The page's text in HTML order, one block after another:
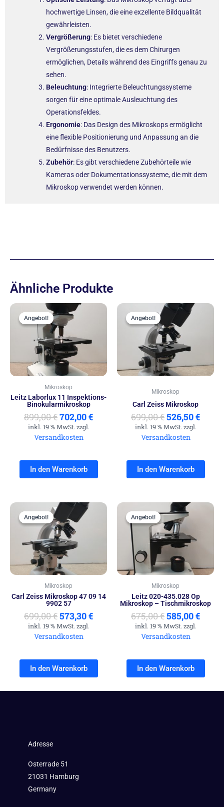
hochwertige Linsen, die eine exzellente Bildqualität
gewährleisten.
Vergrößerung: Es bietet verschiedene
Vergrößerungsstufen, die es dem Chirurgen
ermöglichen, Details während des Eingriffs genau zu
sehen.
Beleuchtung: Integrierte Beleuchtungssysteme
sorgen für eine optimale Ausleuchtung des
Operationsfeldes.
Ergonomie: Das Design des Mikroskops ermöglicht
eine flexible Positionierung und Anpassung an die
Bedürfnisse des Benutzers.
Zubehör: Es gibt verschiedene Zubehörteile wie
Kameras oder Dokumentationssysteme, die mit dem
Mikroskop verwendet werden können.
Ähnliche Produkte
Angebot!
Angebot!
Mikroskop
Leitz Laborlux 11 Inspektions-
Binokularmikroskop
899,00€
Ursprünglicher
Preis
war:
899,00 €
702,00€
Aktueller
inkl. 19 % MwSt. zzgl.
Versandkosten
In den Warenkorb
Angebot!
Angebot!
Mikroskop
Carl Zeiss Mikroskop
699,00€
Preis
war:
699,00 €
526,50€
inkl. 19 % MwSt. zzgl.
Versandkosten
In den Warenkorb
Angebot!
Angebot!
Mikroskop
Carl Zeiss Mikroskop 47 09 14
9902 57
699,00€
Ursprünglicher
Preis
war:
699,00 €
573,30€
Aktueller
inkl. 19 % MwSt. zzgl.
Versandkosten
In den Warenkorb
Angebot!
Angebot!
Mikroskop
Leitz 020-435.028 Op
Mikroskop – Tischmikroskop
675,00€
Preis
war:
675,00 €
585,00€
inkl. 19 % MwSt. zzgl.
Versandkosten
In den Warenkorb
Adresse
Osterrade 51
21031 Hamburg
Germany